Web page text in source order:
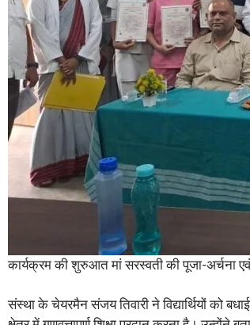
कार्यक्रम की शुरुआत मां सरस्वती की पूजा-अर्चना
संस्था के चेयरमैन संजय तिवारी ने विद्यार्थियों को